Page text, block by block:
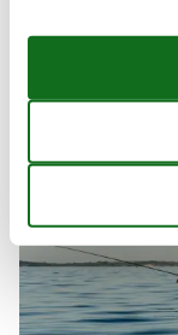
eller en mindre